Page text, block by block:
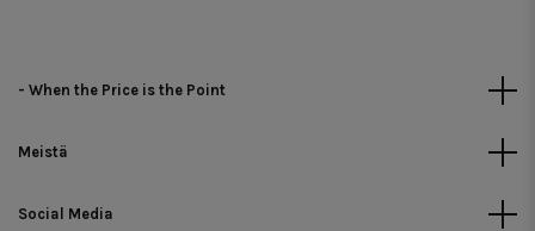
- When the Price is the Point
Meistä
Social Media